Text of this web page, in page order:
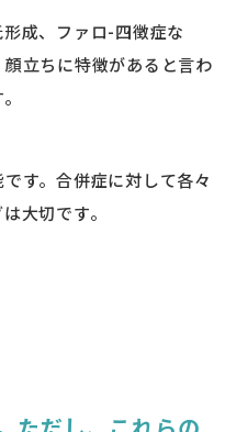
成、ファロ-四徴症な
立ちに特徴があると言わ
す。合併症に対して各々
大切です。